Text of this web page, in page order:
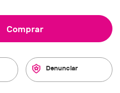
Comprar
Denunciar